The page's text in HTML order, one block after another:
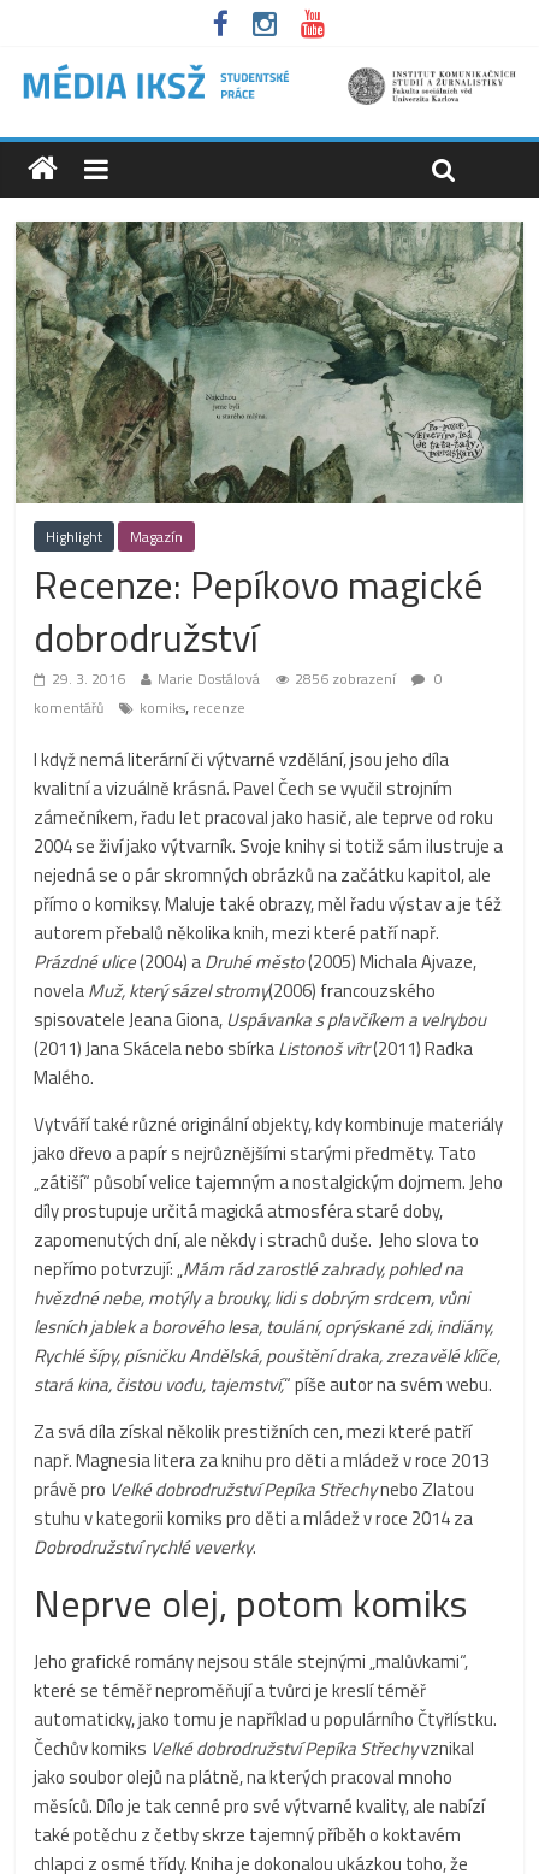
Highlight Magazín
Recenze: Pepíkovo magické
dobrodružství
29. 3. 2016 Marie Dostálová 2856 zobrazení
0
komentářů
komiks, recenze
I když nemá literární či výtvarné vzdělání, jsou jeho díla
kvalitní a vizuálně krásná. Pavel Čech se vyučil strojním
zámečníkem, řadu let pracoval jako hasič, ale teprve od roku
2004 se živí jako výtvarník. Svoje knihy si totiž sám ilustruje a
nejedná se o pár skromných obrázků na začátku kapitol, ale
přímo o komiksy. Maluje také obrazy, měl řadu výstav a je též
autorem přebalů několika knih, mezi které patří např.
Prázdné ulice(2004) aDruhé město(2005) Michala Ajvaze,
novelaMuž, který sázel stromy(2006) francouzského
spisovatele Jeana Giona, Uspávanka s plavčíkem a velrybou
(2011) Jana Skácela nebo sbírkaListonoš vítr(2011) Radka
Malého.
Vytváří také různé originální objekty, kdy kombinuje materiály
jako dřevo a papír s nejrůznějšími starými předměty. Tato
„zátiší“ působí velice tajemným a nostalgickým dojmem. Jeho
díly prostupuje určitá magická atmosféra staré doby,
zapomenutých dní, ale někdy i strachů duše. Jeho slova to
nepřímo potvrzují: „Mám rád zarostlé zahrady, pohled na
hvězdné nebe, motýly a brouky, lidi s dobrým srdcem, vůni
lesních jablek a borového lesa, toulání, oprýskané zdi, indiány,
Rychlé šípy, písničku Andělská, pouštění draka, zrezavělé klíče,
stará kina, čistou vodu, tajemství,“ píše autor na svém webu.
Za svá díla získal několik prestižních cen, mezi které patří
např. Magnesia litera za knihu pro děti a mládež v roce 2013
právě pro Velké dobrodružství Pepíka Střechynebo Zlatou
stuhu v kategorii komiks pro děti a mládež v roce 2014 za
Dobrodružství rychlé veverky.
Neprve olej, potom komiks
Jeho grafické romány nejsou stále stejnými „malůvkami“,
které se téměř neproměňují a tvůrci je kreslí téměř
automaticky, jako tomu je například u populárního Čtyřlístku.
Čechův komiks Velké dobrodružství Pepíka Střechyvznikal
jako soubor olejů na plátně, na kterých pracoval mnoho
měsíců. Dílo je tak cenné pro své výtvarné kvality, ale nabízí
také potěchu z četby skrze tajemný příběh o koktavém
chlapci z osmé třídy. Kniha je dokonalou ukázkou toho, že